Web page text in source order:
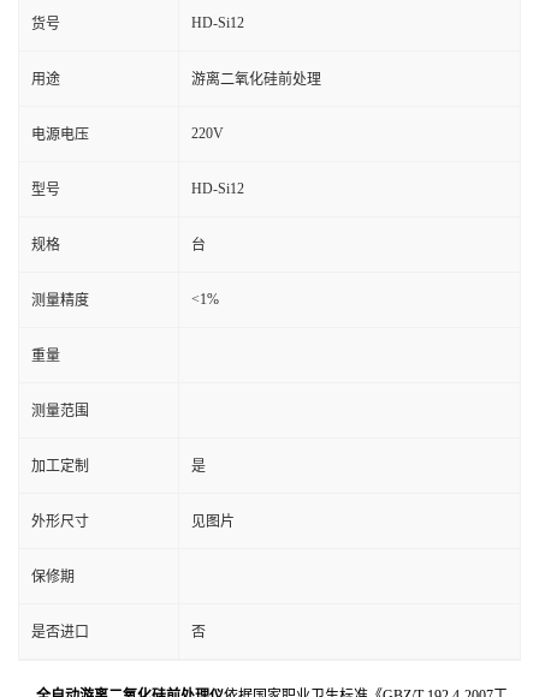
货号 HD-Si12
用途 游离二氧化硅前处理
电源电压 220V
型号 HD-Si12
规格 台
测量精度 <1%
重量
测量范围
加工定制 是
外形尺寸 见图片
保修期
是否进口 否